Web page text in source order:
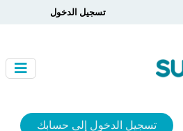
تسجيل الدخول
تسجيل الدخول إلى حسابك